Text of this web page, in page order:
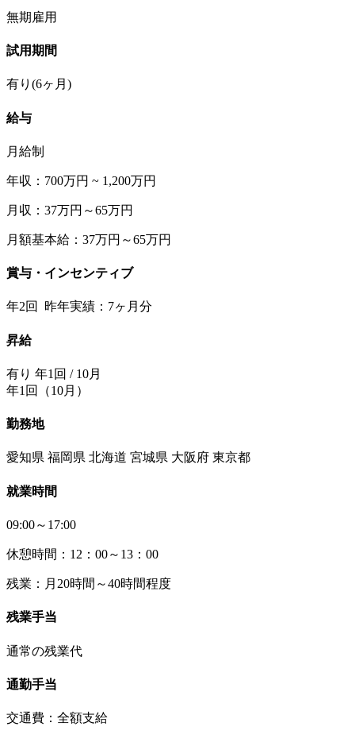
無期雇用
試用期間
有り(6ヶ月)
給与
月給制
年収：700万円 ~ 1,200万円
月収：37万円～65万円
月額基本給：37万円～65万円
賞与・インセンティブ
年2回 昨年実績：7ヶ月分
昇給
有り 年1回 / 10月
年1回（10月）
勤務地
愛知県 福岡県 北海道 宮城県 大阪府 東京都
就業時間
09:00～17:00
休憩時間：12：00～13：00
残業：月20時間～40時間程度
残業手当
通常の残業代
通勤手当
交通費：全額支給